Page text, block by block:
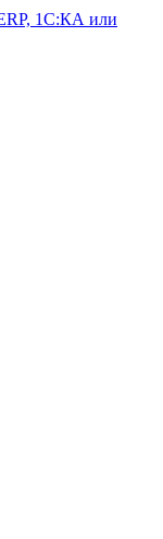
1С:КА или